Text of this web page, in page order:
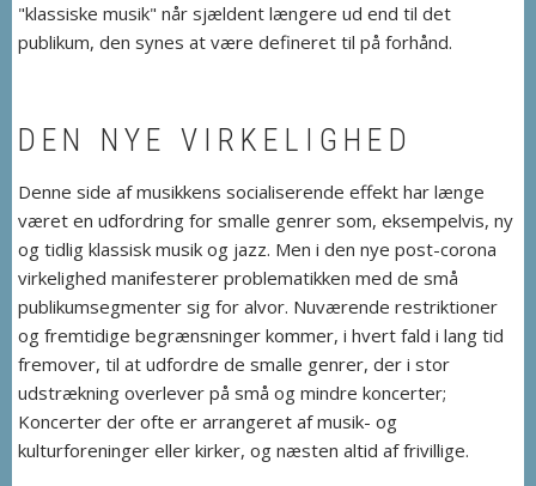
"klassiske musik" når sjældent længere ud end til det
publikum, den synes at være defineret til på forhånd.
DEN NYE VIRKELIGHED
Denne side af musikkens socialiserende effekt har længe
været en udfordring for smalle genrer som, eksempelvis, ny
og tidlig klassisk musik og jazz. Men i den nye post-corona
virkelighed manifesterer problematikken med de små
publikumsegmenter sig for alvor. Nuværende restriktioner
og fremtidige begrænsninger kommer, i hvert fald i lang tid
fremover, til at udfordre de smalle genrer, der i stor
udstrækning overlever på små og mindre koncerter;
Koncerter der ofte er arrangeret af musik- og
kulturforeninger eller kirker, og næsten altid af frivillige.